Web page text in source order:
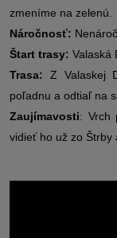
zmeníme na zelenú.
Náročnosť:
Štart trasy: Valaská
Trasa: Z Valaskej
poľadnu a odtiaľ na
Zaujímavosti: Vrch
vidieť ho už zo Štrby